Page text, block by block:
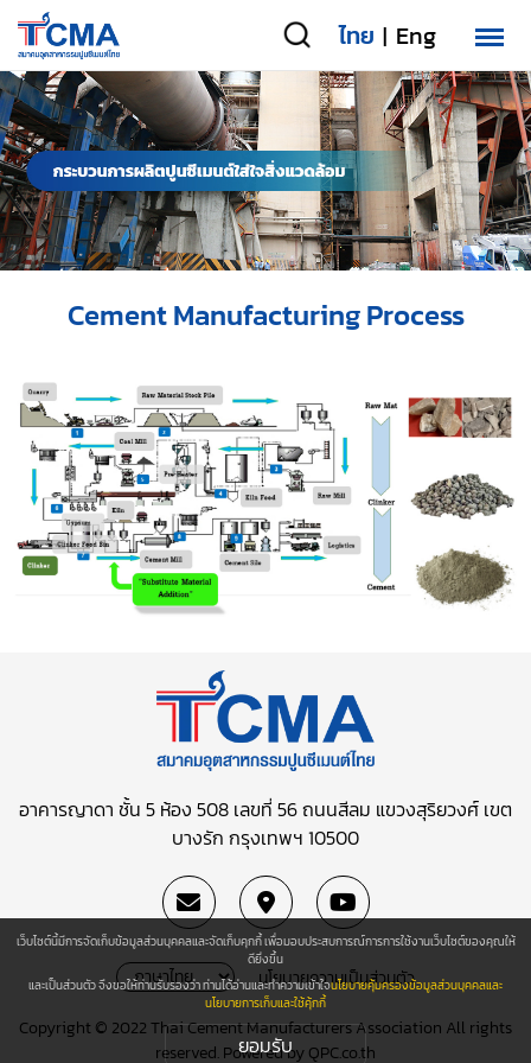
ไทย | Eng
Cement Manufacturing Process
อาคารญาดา ชั้น 5 ห้อง 508 เลขที่ 56 ถนนสีลม แขวงสุริยวงศ์ เขต
บางรัก กรุงเทพฯ 10500
นโยบายความเป็นส่วนตัว
Copyright © 2022 Thai Cement Manufacturers Association All rights
reserved. Powered byQPC.co.th
เว็บไซต์นี้มีการจัดเก็บข้อมูลส่วนบุคคลและจัดเก็บคุกกี้ เพื่อมอบประสบการณ์การการใช้งานเว็บไซต์ของคุณให้
ดียิ่งขึ้น
และเป็นส่วนตัว จึงขอให้ท่านรับรองว่า ท่านได้อ่านและทำความเข้าใจนโยบายคุ้มครองข้อมูลส่วนบุคคลและ
นโยบายการเก็บและใช้คุ้กกี้
ยอมรับ